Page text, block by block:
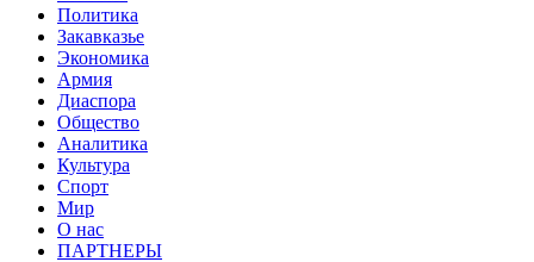
Политика
Закавказье
Экономика
Армия
Диаспора
Общество
Аналитика
Культура
Спорт
Мир
О нас
ПАРТНЕРЫ